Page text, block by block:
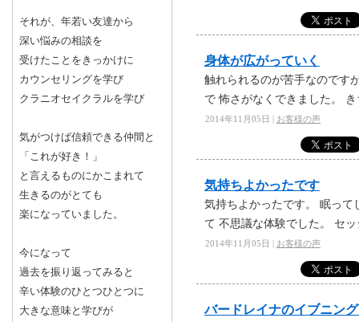
身体が広がっていく
触れられるのが苦手なのです
で 怖さがなくできました。
2014年11月05日 | お客様の声
気持ちよかったです
気持ちよかったです。 眠って
て 不思議な体験でした。 セ
2014年11月05日 | お客様の声
バードレイナのイブニン
それが、年若い友達から
深い悩みの相談を
受けたことをきっかけに
カウンセリングを学び
クラニオセイクラルを学び
気がつけば信頼できる仲間と
「これが好き！」
と言えるものにかこまれて
生きるのがとても
楽になっていました。
今になって
過去を振り返ってみると
辛い体験のひとつひとつに
大きな意味と学びが